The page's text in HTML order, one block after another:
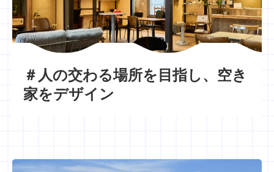
＃人の交わる場所を目指し、空き
家をデザイン